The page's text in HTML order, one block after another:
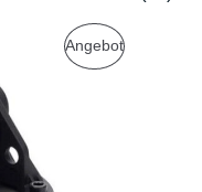
AngebotP
e
l
l
e